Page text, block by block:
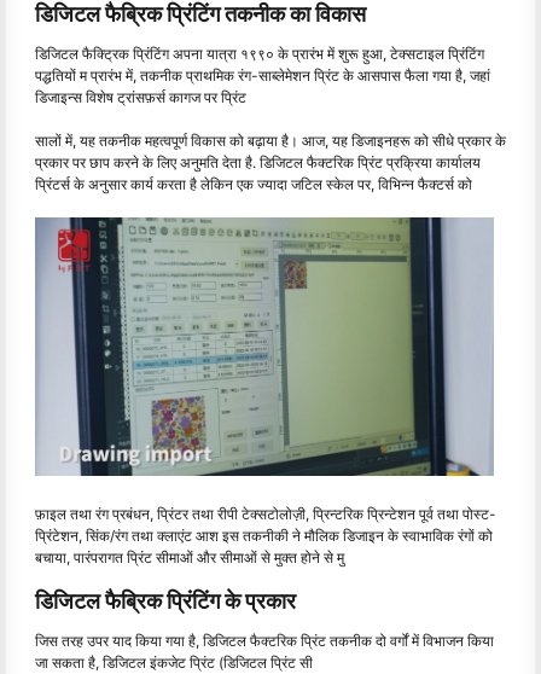
डिजिटल फैब्रिक प्रिंटिंग तकनीक का विकास
डिजिटल फैक्ट्रिक प्रिंटिंग अपना यात्रा १९९० के प्रारंभ में शुरू हुआ, टेक्सटाइल प्रिंटिंग
पद्धतियों म प्रारंभ में, तकनीक प्राथमिक रंग-साब्लेमेशन प्रिंट के आसपास फैला गया है, जहां
डिजाइन्स विशेष ट्रांसफ़र्स कागज पर प्रिंट
सालों में, यह तकनीक महत्वपूर्ण विकास को बढ़ाया है। आज, यह डिजाइनहरू को सीधे प्रकार के
प्रकार पर छाप करने के लिए अनुमति देता है. डिजिटल फैक्टरिक प्रिंट प्रक्रिया कार्यालय
प्रिंटर्स के अनुसार कार्य करता है लेकिन एक ज्यादा जटिल स्केल पर, विभिन्न फैक्टर्स को
फ़ाइल तथा रंग प्रबंधन, प्रिंटर तथा रीपी टेक्सटोलोज़ी, प्रिन्टरिक प्रिन्टेशन पूर्व तथा पोस्ट-
प्रिंटेशन, सिंक/रंग तथा क्लाएंट आश इस तकनीकी ने मौलिक डिजाइन के स्वाभाविक रंगों को
बचाया, पारंपरागत प्रिंट सीमाओं और सीमाओं से मुक्त होने से मु
डिजिटल फैब्रिक प्रिंटिंग के प्रकार
जिस तरह उपर याद किया गया है, डिजिटल फैक्टरिक प्रिंट तकनीक दो वर्गों में विभाजन किया
जा सकता है, डिजिटल इंकजेट प्रिंट (डिजिटल प्रिंट सी